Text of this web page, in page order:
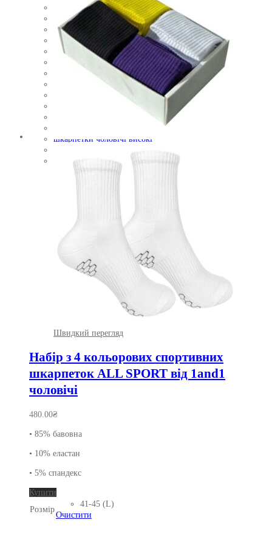
чоловічі шкарпетки
чоловічі шкарпетки з принтом
шкарпетки високі
шкарпетки довгі
шкарпетки довгі жіночі
шкарпетки жіночі
шкарпетки жіночі з принтом
шкарпетки зимові
шкарпетки на новий рік
шкарпетки чоловічі високі
якісні чоловічі шкарпетки
Швидкий перегляд
Набір з 4 кольорових спортивних
шкарпеток ALL SPORT від 1and1
чоловічі
480.00₴
• 85% бавовна
• 10% еластан
• 5% спандекс
Купити
товар
має
Розмір
41-45 (L)
Очистити